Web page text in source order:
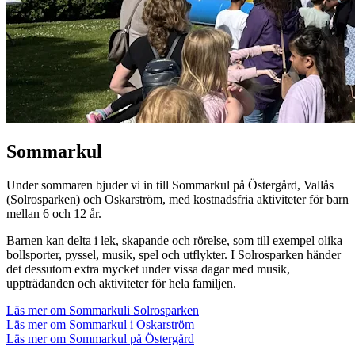
Sommarkul
Under sommaren bjuder vi in till Sommarkul på Östergård, Vallås
(Solrosparken) och Oskarström, med kostnadsfria aktiviteter för barn
mellan 6 och 12 år.
Barnen kan delta i lek, skapande och rörelse, som till exempel olika
bollsporter, pyssel, musik, spel och utflykter. I Solrosparken händer
det dessutom extra mycket under vissa dagar med musik,
uppträdanden och aktiviteter för hela familjen.
Läs mer om Sommarkuli Solrosparken
Läs mer om Sommarkul i Oskarström
Läs mer om Sommarkul på Östergård